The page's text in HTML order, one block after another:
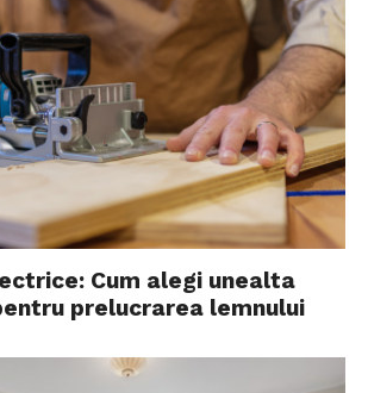
Cum alegi unealta
prelucrarea lemnului